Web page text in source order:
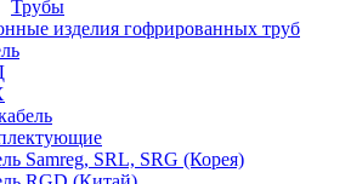
Трубы
изделия гофрированных труб
Samreg, SRL, SRG (Корея)